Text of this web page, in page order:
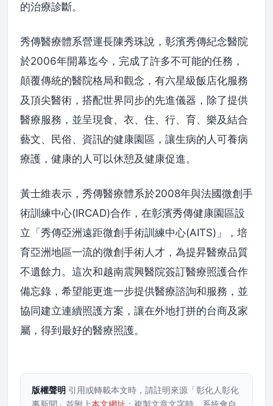
的治療診斷。
秀傳醫療體系營運長陳秀珠說，彰濱秀傳紀念醫院
於2006年開幕迄今，完成了許多不可能的任務，
顛覆傳統的醫院格局和觀念，有六星級飯店化服務
及頂尖醫術，搭配世界同步的先進儀器，除了提供
醫療服務，並呈現食、衣、住、行、育、樂及結合
藝文、民俗、資訊的健康園區，讓生病的人可養病
療護，健康的人可以休憩及健康促進。
黃士維表示，秀傳醫療體系於2008年與法國微創手
術訓練中心(IRCAD)合作，在彰濱秀傳健康園區設
立「秀傳亞洲遠距微創手術訓練中心(AITS)」，培
育亞洲地區一流的微創手術人才，為提昇醫療品質
不遺餘力。這次和越南震興醫院簽訂醫療照護合作
備忘錄，希望能更進一步提供醫療諮詢和服務，並
協同建立連續照護方案，讓在外地打拼的台商及家
屬，得到最好的醫療照護。
版權聲明 引用或轉載本文時，請註明來源「彰化人彰化